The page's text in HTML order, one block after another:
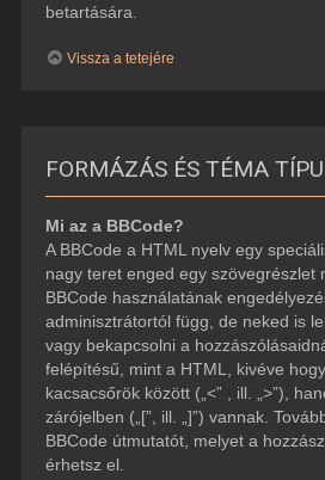
betartására.
Vissza a tetejére
FORMÁZÁS ÉS TÉMA
Mi az a BBCode?
A BBCode a HTML nyelv egy
nagy teret enged egy szövegrészlet
BBCode használatának
adminisztrátortól függ, de neked is
vagy bekapcsolni a
felépítésű, mint a HTML, kivéve
kacsacsőrök között („<” , ill. „>”),
zárójelben („[”, ill. „]”) vannak.
BBCode útmutatót, melyet a
érhetsz el.